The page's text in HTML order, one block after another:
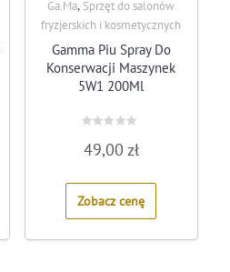
Ga.Ma, Sprzęt do salonów
fryzjerskich i kosmetycznych
Gamma Piu Spray Do
Konserwacji Maszynek
5W1 200Ml
0
out
5
49,00 zł
Zobacz cenę